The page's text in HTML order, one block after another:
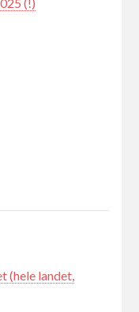
(hele landet,